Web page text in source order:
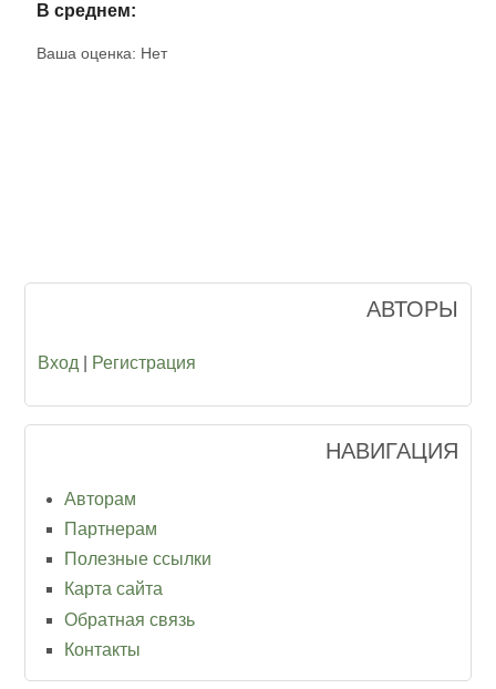
В среднем:
Ваша оценка: Нет
АВТОРЫ
Вход Регистрация
НАВИГАЦИЯ
Авторам
Партнерам
Полезные ссылки
Карта сайта
Обратная связь
Контакты